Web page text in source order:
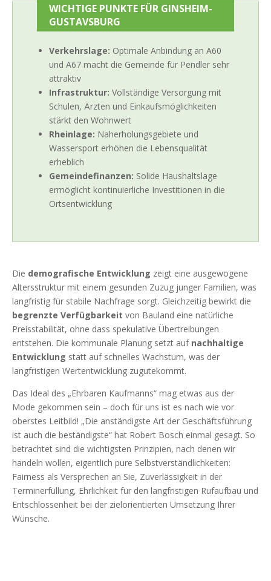
WICHTIGE PUNKTE FÜR GINSHEIM-
GUSTAVSBURG
Verkehrslage: Optimale Anbindung an A60
und A67 macht die Gemeinde für Pendler sehr
attraktiv
Infrastruktur: Vollständige Versorgung mit
Schulen, Ärzten und Einkaufsmöglichkeiten
stärkt den Wohnwert
Rheinlage: Naherholungsgebiete und
Wassersport erhöhen die Lebensqualität
erheblich
Gemeindefinanzen: Solide Haushaltslage
ermöglicht kontinuierliche Investitionen in die
Ortsentwicklung
Die demografische Entwicklung zeigt eine ausgewogene
Altersstruktur mit einem gesunden Zuzug junger Familien, was
langfristig für stabile Nachfrage sorgt. Gleichzeitig bewirkt die
begrenzte Verfügbarkeit von Bauland eine natürliche
Preisstabilität, ohne dass spekulative Übertreibungen
entstehen. Die kommunale Planung setzt auf nachhaltige
Entwicklung statt auf schnelles Wachstum, was der
langfristigen Wertentwicklung zugutekommt.
Das Ideal des „Ehrbaren Kaufmanns“ mag etwas aus der
Mode gekommen sein – doch für uns ist es nach wie vor
oberstes Leitbild! „Die anständigste Art der Geschäftsführung
ist auch die beständigste“ hat Robert Bosch einmal gesagt. So
betrachtet sind die wichtigsten Prinzipien, nach denen wir
handeln wollen, eigentlich pure Selbstverständlichkeiten:
Fairness als Versprechen an Sie, Zuverlässigkeit in der
Terminerfüllung, Ehrlichkeit für den langfristigen Rufaufbau und
Entschlossenheit bei der zielorientierten Umsetzung Ihrer
Wünsche.